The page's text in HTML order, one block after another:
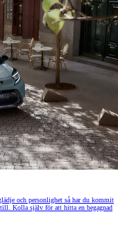
och personlighet så har du kommit
Kolla själv för att hitta en begagnad